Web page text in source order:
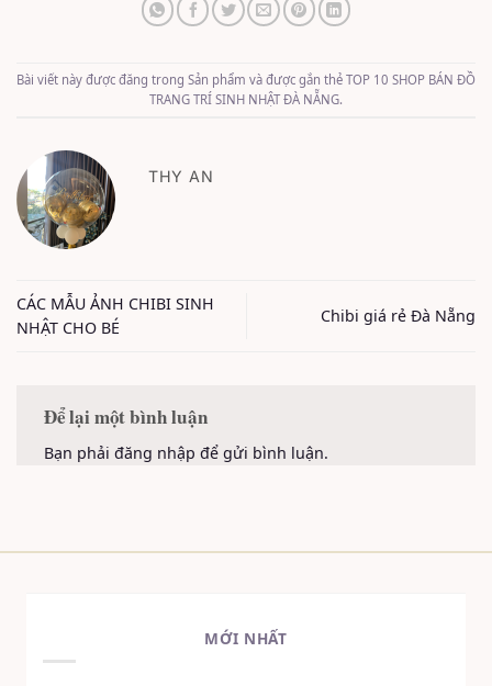
Bài viết này được đăng trong Sản phẩm và được gắn thẻ TOP 10 SHOP BÁN ĐỒ
TRANG TRÍ SINH NHẬT ĐÀ NẴNG.
THY AN
CÁC MẪU ẢNH CHIBI SINH
NHẬT CHO BÉ
Chibi giá rẻ Đà Nẵng
Để lại một bình luận
Bạn phải đăng nhập để gửi bình luận.
MỚI NHẤT